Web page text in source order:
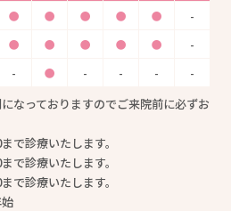
● ● ● ● ●
-
● ● ● ● ●
-
- ● - - - -
なっておりますのでご来院前に必ずお
で診療いたします。
で診療いたします。
で診療いたします。